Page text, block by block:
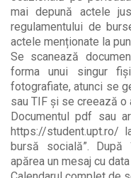
mai depună actele
regulamentului de
actele menționate la
Se scanează
forma unui singur
fotografiate, atunci se
sau TIF și se creează o
Documentul pdf sau
https://student.upt.ro/
bursă socială”.
apărea un mesaj cu